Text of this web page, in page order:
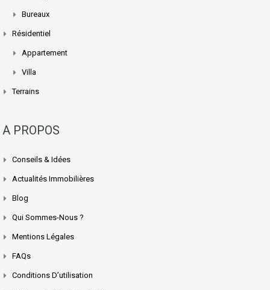
Bureaux
Résidentiel
Appartement
Villa
Terrains
A PROPOS
Conseils & Idées
Actualités Immobilières
Blog
Qui Sommes-Nous ?
Mentions Légales
FAQs
Conditions D’utilisation